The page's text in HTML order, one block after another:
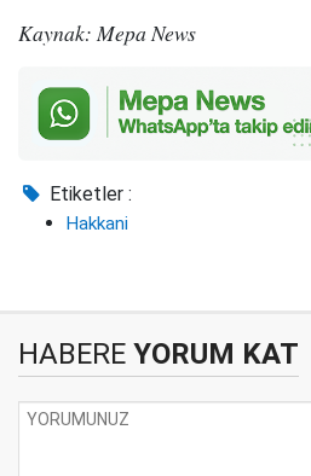
Kaynak: Mepa News
Etiketler :
Hakkani
HABERE YORUM KAT